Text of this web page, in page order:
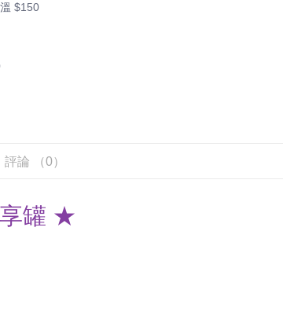
$150
評論 （0）
罐 ★